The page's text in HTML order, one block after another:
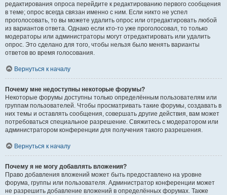
редактирования опроса перейдите к редактированию первого сообщения
в теме; опрос всегда связан именно с ним. Если никто не успел
проголосовать, то вы можете удалить опрос или отредактировать любой
из вариантов ответа. Однако если кто-то уже проголосовал, то только
модераторы или администраторы могут отредактировать или удалить
опрос. Это сделано для того, чтобы нельзя было менять варианты
ответов во время голосования.
Вернуться к началу
Почему мне недоступны некоторые форумы?
Некоторые форумы доступны только определённым пользователям или
группам пользователей. Чтобы просматривать такие форумы, создавать в
них темы и оставлять сообщения, совершать другие действия, вам может
потребоваться специальное разрешение. Свяжитесь с модератором или
администратором конференции для получения такого разрешения.
Вернуться к началу
Почему я не могу добавлять вложения?
Право добавления вложений может быть предоставлено на уровне
форума, группы или пользователя. Администратор конференции может
не разрешить добавление вложений в определённых форумах. Также